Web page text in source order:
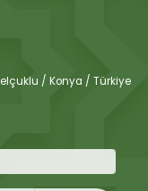
/ Konya / Türkiye